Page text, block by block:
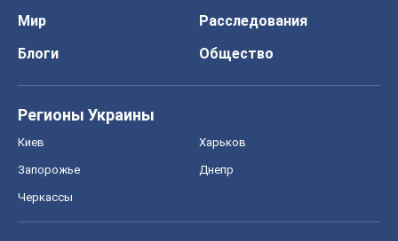
Мир
Расследования
Блоги
Общество
Регионы Украины
Киев Харьков
Запорожье Днепр
Черкассы